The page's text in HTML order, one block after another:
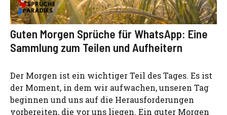
Guten Morgen Sprüche für WhatsApp: Eine
Sammlung zum Teilen und Aufheitern
Der Morgen ist ein wichtiger Teil des Tages. Es ist
der Moment, in dem wir aufwachen, unseren Tag
beginnen und uns auf die Herausforderungen
vorbereiten, die vor uns liegen. Ein guter Morgen